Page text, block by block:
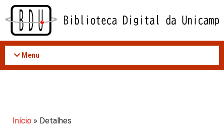
Acessar
conteúdo
Menu
Início » Detalhes